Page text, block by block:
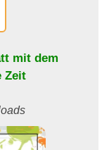
mit dem
Zeit